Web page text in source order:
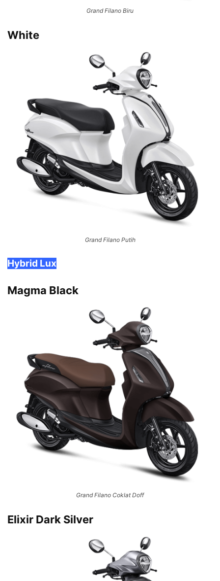
Grand Filano Biru
White
Grand Filano Putih
Hybrid Lux
Magma Black
Grand Filano Coklat Doff
Elixir Dark Silver